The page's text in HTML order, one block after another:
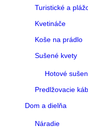
Turistické a
Kvetináče
Koše na prádlo
Sušené kvety
Hotové
Predlžovacie
Dom a dielňa
Náradie